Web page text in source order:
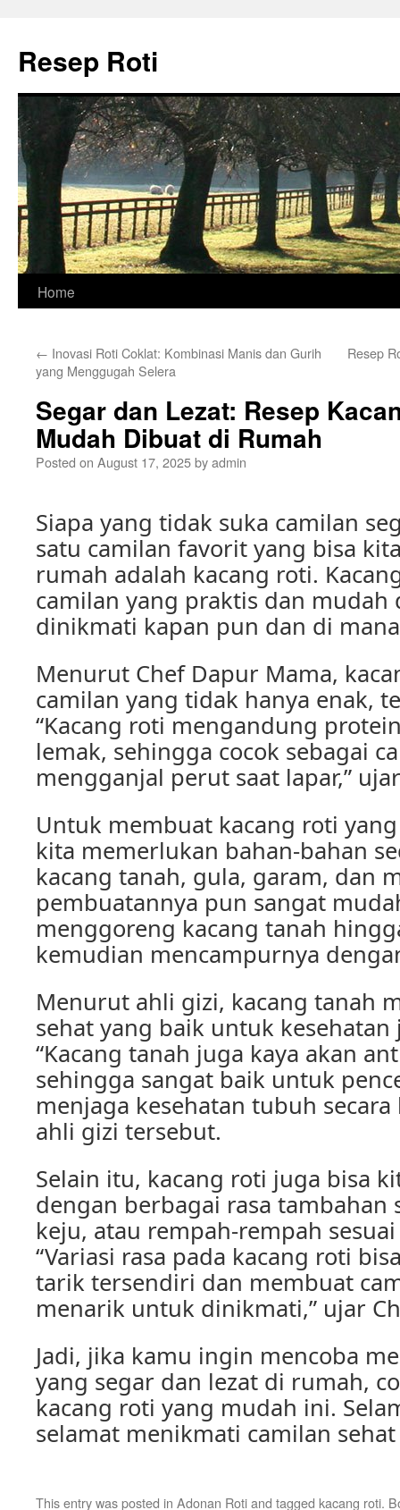
content
Resep Roti
Home
← Inovasi Roti Coklat: Kombinasi Manis dan Gurih
yang Menggugah Selera
Resep
Segar dan Lezat: Resep
Mudah Dibuat di Rumah
Posted on August 17, 2025byadmin
Siapa yang tidak suka camilan
satu camilan favorit yang bisa
rumah adalah kacang roti.
camilan yang praktis dan mudah
dinikmati kapan pun dan di
Menurut Chef Dapur Mama,
camilan yang tidak hanya enak,
“Kacang roti mengandung
lemak, sehingga cocok sebagai
mengganjal perut saat lapar,”
Untuk membuat kacang roti
kita memerlukan bahan-bahan
kacang tanah, gula, garam, dan
pembuatannya pun sangat
menggoreng kacang tanah
kemudian mencampurnya
Menurut ahli gizi, kacang tanah
sehat yang baik untuk
“Kacang tanah juga kaya akan
sehingga sangat baik untuk
menjaga kesehatan tubuh secara
ahli gizi tersebut.
Selain itu, kacang roti juga bisa
dengan berbagai rasa tambahan
keju, atau rempah-rempah
“Variasi rasa pada kacang roti
tarik tersendiri dan membuat
menarik untuk dinikmati,” ujar
Jadi, jika kamu ingin mencoba
yang segar dan lezat di rumah,
kacang roti yang mudah ini.
selamat menikmati camilan
This entry was posted in Adonan Rotiand tagged kacang roti.